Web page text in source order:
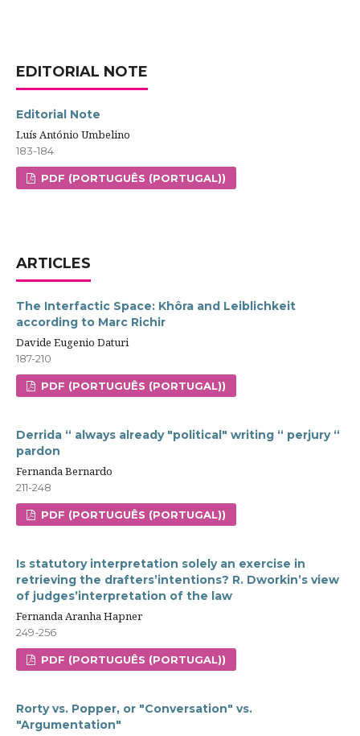
EDITORIAL NOTE
Editorial Note
Luís António Umbelino
183-184
PDF (PORTUGUÊS (PORTUGAL))
ARTICLES
The Interfactic Space: Khôra and Leiblichkeit
according to Marc Richir
Davide Eugenio Daturi
187-210
PDF (PORTUGUÊS (PORTUGAL))
Derrida “ always already "political" writing “ perjury “
pardon
Fernanda Bernardo
211-248
PDF (PORTUGUÊS (PORTUGAL))
Is statutory interpretation solely an exercise in
retrieving the drafters’intentions? R. Dworkin’s view
of judges’interpretation of the law
Fernanda Aranha Hapner
249-256
PDF (PORTUGUÊS (PORTUGAL))
Rorty vs. Popper, or "Conversation" vs.
"Argumentation"